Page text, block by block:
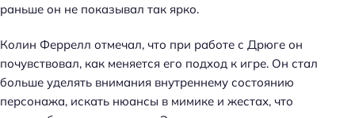
раньше он не показывал так ярко.
Колин Феррелл отмечал, что при работе с Дрюге он
почувствовал, как меняется его подход к игре. Он стал
больше уделять внимания внутреннему состоянию
персонажа, искать нюансы в мимике и жестах, что